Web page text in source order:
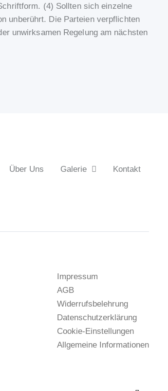
(4) Sollten sich einzelne
unberührt. Die Parteien verpflichten
unwirksamen Regelung am nächsten
Über Uns Galerie Kontakt
Impressum
AGB
Widerrufsbelehrung
Datenschutzerklärung
Cookie-Einstellungen
Allgemeine Informationen